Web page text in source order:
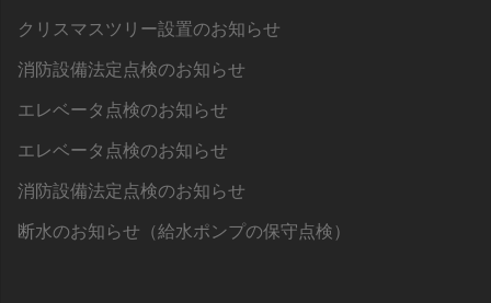
クリスマスツリー設置のお知らせ
消防設備法定点検のお知らせ
エレベータ点検のお知らせ
エレベータ点検のお知らせ
消防設備法定点検のお知らせ
断水のお知らせ（給水ポンプの保守点検）